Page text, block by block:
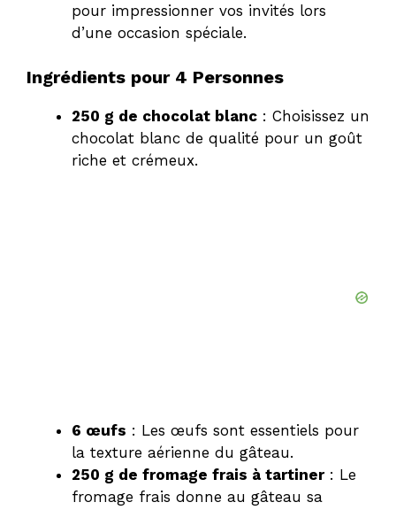
pour impressionner vos invités lors
d’une occasion spéciale.
Ingrédients pour 4 Personnes
250 g de chocolat blanc : Choisissez un
chocolat blanc de qualité pour un goût
riche et crémeux.
6 œufs : Les œufs sont essentiels pour
la texture aérienne du gâteau.
250 g de fromage frais à tartiner: Le
fromage frais donne au gâteau sa